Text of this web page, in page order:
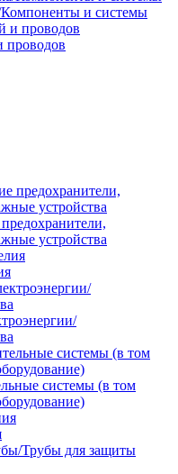
и системы
проводов
устройства
системы (в том